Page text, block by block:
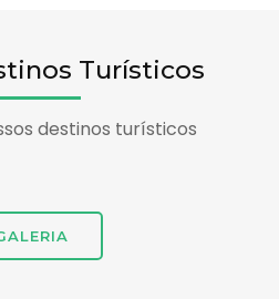
Turísticos
destinos turísticos